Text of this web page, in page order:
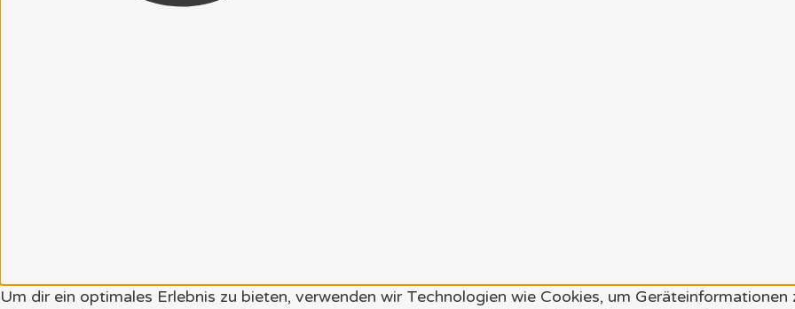
Um dir ein optimales Erlebnis zu bieten, verwenden wir Technologien wie Cookies, um